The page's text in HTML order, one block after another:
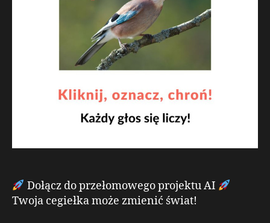
Dołącz do przełomowego projektu AI
Twoja cegiełka może zmienić świat!